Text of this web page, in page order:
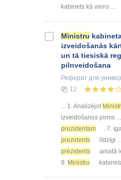
kabinets kā viens ...
Ministru
izveidošanās
un tā tiesiskā
pilnveidošana
Реферат для
12
... 1. Analizējot
izveidošanos pirms
prezidentam
. 7.
prezidents
līdzīgi
prezidents
amatā
9. Ministru